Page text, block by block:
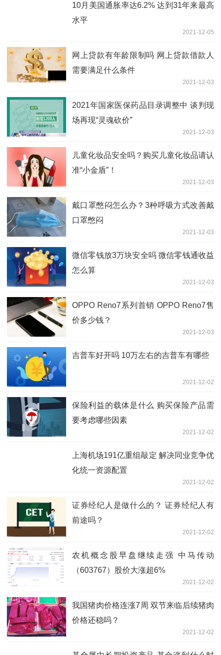
10月美国通胀率达6.2% 达到31年来最高
水平
2021-12-05
网上贷款有年龄限制吗 网上贷款借款人
需要满足什么条件
2021-12-03
2021年国家医保药品目录调整中 谈判现
场再现“灵魂砍价”
2021-12-03
儿童化妆品安全吗？购买儿童化妆品请认
准“小金盾”！
2021-12-03
戴口罩憋闷怎么办？3种呼吸方式改善戴
口罩憋闷
2021-12-03
微信零钱放3万块安全吗 微信零钱通收益
怎么算
2021-12-03
OPPO Reno7系列首销 OPPO Reno7售
价多少钱？
2021-12-03
吉普车好开吗 10万左右的吉普车有哪些
2021-12-02
保险利益的载体是什么 购买保险产品需
要考虑哪些因素
2021-12-02
上海机场191亿重组敲定 解决同业竞争优
化统一资源配置
2021-12-02
证券经纪人是做什么的？ 证券经纪人有
前途吗？
2021-12-02
农机概念股早盘继续走强 中马传动
（603767）股价大涨超6%
2021-12-02
我国猪肉价格连涨7周 双节来临后续猪肉
价格还稳吗？
2021-12-02